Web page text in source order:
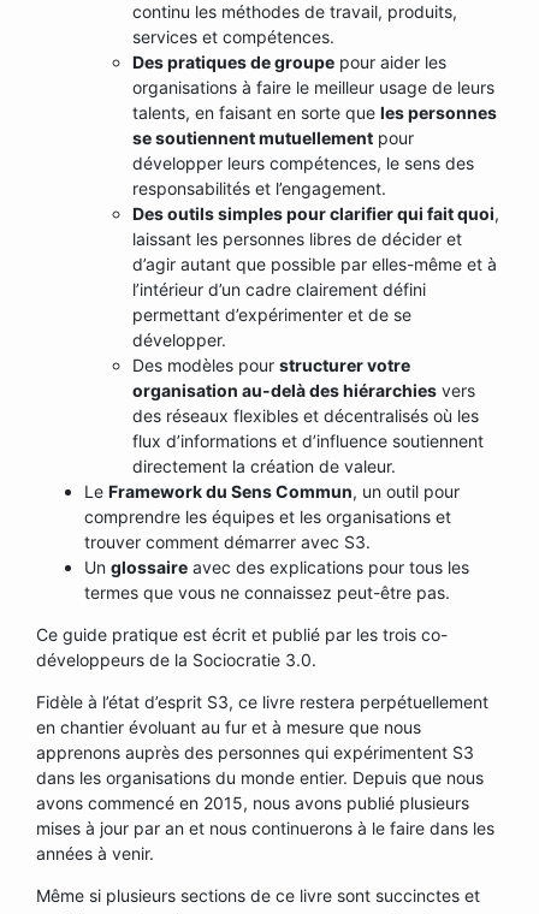
continu les méthodes de travail, produits,
services et compétences.
Des pratiques de groupe pour aider les
organisations à faire le meilleur usage de leurs
talents, en faisant en sorte que les personnes
se soutiennent mutuellement pour
développer leurs compétences, le sens des
responsabilités et l’engagement.
Des outils simples pour clarifier qui fait quoi,
laissant les personnes libres de décider et
d’agir autant que possible par elles-même et à
l’intérieur d’un cadre clairement défini
permettant d’expérimenter et de se
développer.
Des modèles pour structurer votre
organisation au-delà des hiérarchies vers
des réseaux flexibles et décentralisés où les
flux d’informations et d’influence soutiennent
directement la création de valeur.
Le Framework du Sens Commun, un outil pour
comprendre les équipes et les organisations et
trouver comment démarrer avec S3.
Un glossaire avec des explications pour tous les
termes que vous ne connaissez peut-être pas.
Ce guide pratique est écrit et publié par les trois co-
développeurs de la Sociocratie 3.0.
Fidèle à l’état d’esprit S3, ce livre restera perpétuellement
en chantier évoluant au fur et à mesure que nous
apprenons auprès des personnes qui expérimentent S3
dans les organisations du monde entier. Depuis que nous
avons commencé en 2015, nous avons publié plusieurs
mises à jour par an et nous continuerons à le faire dans les
années à venir.
Même si plusieurs sections de ce livre sont succinctes et